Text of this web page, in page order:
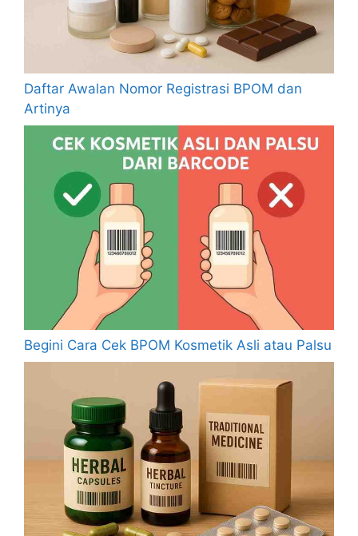
Daftar Awalan Nomor Registrasi BPOM dan
Artinya
Begini Cara Cek BPOM Kosmetik Asli atau Palsu